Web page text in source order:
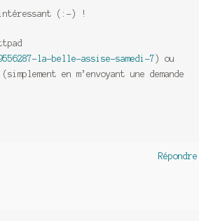
(:-) !
la-belle-assise-samedi-7 ) ou
en m’envoyant une demande
Répondre